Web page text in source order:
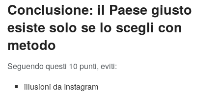
Conclusione: il Paese giusto
esiste solo se lo scegli con
metodo
Seguendo questi 10 punti, eviti:
illusioni da Instagram